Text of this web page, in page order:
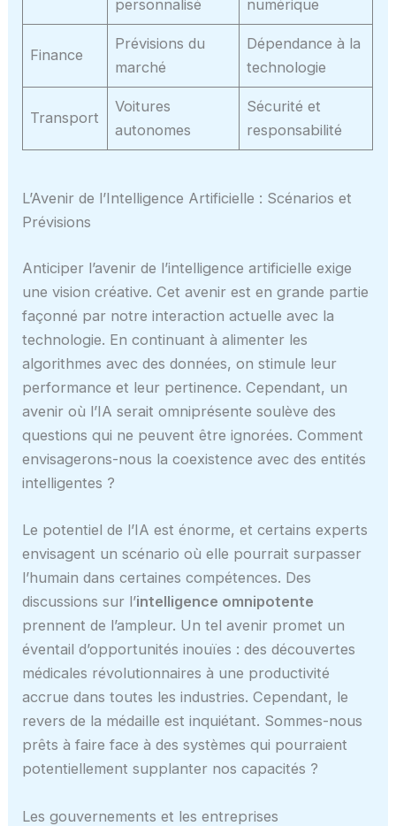
personnalisé numérique
Finance
Prévisions du
marché
Dépendance à la
technologie
Transport
Voitures
autonomes
Sécurité et
responsabilité
L’Avenir de l’Intelligence Artificielle : Scénarios et
Prévisions
Anticiper l’avenir de l’intelligence artificielle exige
une vision créative. Cet avenir est en grande partie
façonné par notre interaction actuelle avec la
technologie. En continuant à alimenter les
algorithmes avec des données, on stimule leur
performance et leur pertinence. Cependant, un
avenir où l’IA serait omniprésente soulève des
questions qui ne peuvent être ignorées. Comment
envisagerons-nous la coexistence avec des entités
intelligentes ?
Le potentiel de l’IA est énorme, et certains experts
envisagent un scénario où elle pourrait surpasser
l’humain dans certaines compétences. Des
discussions sur l’intelligence omnipotente
prennent de l’ampleur. Un tel avenir promet un
éventail d’opportunités inouïes : des découvertes
médicales révolutionnaires à une productivité
accrue dans toutes les industries. Cependant, le
revers de la médaille est inquiétant. Sommes-nous
prêts à faire face à des systèmes qui pourraient
potentiellement supplanter nos capacités ?
Les gouvernements et les entreprises